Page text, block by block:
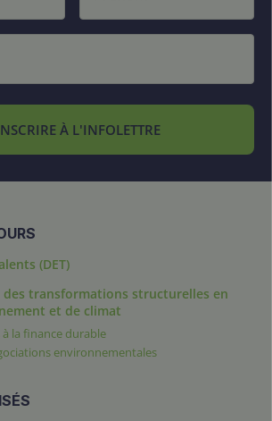
À L'INFOLETTRE
(DET)
des transformations structurelles en
et de climat
à la finance durable
environnementales